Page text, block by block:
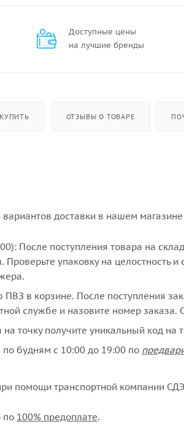
Доступные цены
на лучшие бренды
ОТЗЫВЫ О ТОВАРЕ
доставки в нашем
После поступления товара на
упаковку на целостность и
в корзине. После поступления
службе и назовите номер заказа.
точку получите уникальный код
будням с 10:00 до 19:00 по
помощи транспортной компании
по 100% предоплате.